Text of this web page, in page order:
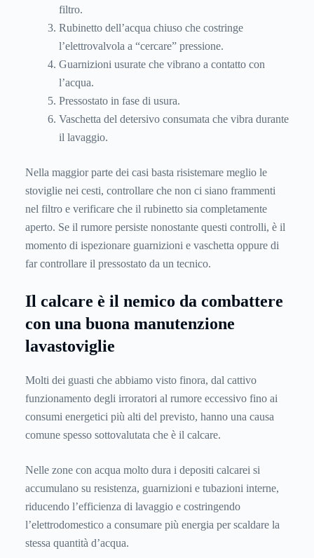
filtro.
Rubinetto dell’acqua chiuso che costringe
l’elettrovalvola a “cercare” pressione.
Guarnizioni usurate che vibrano a contatto con
l’acqua.
Pressostato in fase di usura.
Vaschetta del detersivo consumata che vibra durante
il lavaggio.
Nella maggior parte dei casi basta risistemare meglio le
stoviglie nei cesti, controllare che non ci siano frammenti
nel filtro e verificare che il rubinetto sia completamente
aperto. Se il rumore persiste nonostante questi controlli, è il
momento di ispezionare guarnizioni e vaschetta oppure di
far controllare il pressostato da un tecnico.
Il calcare è il nemico da combattere
con una buona manutenzione
lavastoviglie
Molti dei guasti che abbiamo visto finora, dal cattivo
funzionamento degli irroratori al rumore eccessivo fino ai
consumi energetici più alti del previsto, hanno una causa
comune spesso sottovalutata che è il calcare.
Nelle zone con acqua molto dura i depositi calcarei si
accumulano su resistenza, guarnizioni e tubazioni interne,
riducendo l’efficienza di lavaggio e costringendo
l’elettrodomestico a consumare più energia per scaldare la
stessa quantità d’acqua.